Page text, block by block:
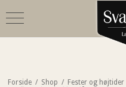
Forside / Shop / Fester og højtider